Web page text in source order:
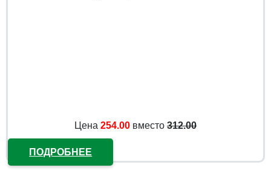
Цена 254.00 вместо 312.00
ПОДРОБНЕЕ